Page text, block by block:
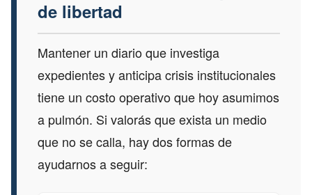
de libertad
Mantener un diario que investiga
expedientes y anticipa crisis institucionales
tiene un costo operativo que hoy asumimos
a pulmón. Si valorás que exista un medio
que no se calla, hay dos formas de
ayudarnos a seguir: